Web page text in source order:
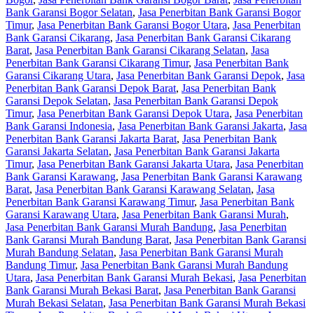
Bank Garansi Bogor Selatan, Jasa Penerbitan Bank Garansi Bogor
Timur, Jasa Penerbitan Bank Garansi Bogor Utara, Jasa Penerbitan
Bank Garansi Cikarang, Jasa Penerbitan Bank Garansi Cikarang
Barat, Jasa Penerbitan Bank Garansi Cikarang Selatan, Jasa
Penerbitan Bank Garansi Cikarang Timur, Jasa Penerbitan Bank
Garansi Cikarang Utara, Jasa Penerbitan Bank Garansi Depok, Jasa
Penerbitan Bank Garansi Depok Barat, Jasa Penerbitan Bank
Garansi Depok Selatan, Jasa Penerbitan Bank Garansi Depok
Timur, Jasa Penerbitan Bank Garansi Depok Utara, Jasa Penerbitan
Bank Garansi Indonesia, Jasa Penerbitan Bank Garansi Jakarta, Jasa
Penerbitan Bank Garansi Jakarta Barat, Jasa Penerbitan Bank
Garansi Jakarta Selatan, Jasa Penerbitan Bank Garansi Jakarta
Timur, Jasa Penerbitan Bank Garansi Jakarta Utara, Jasa Penerbitan
Bank Garansi Karawang, Jasa Penerbitan Bank Garansi Karawang
Barat, Jasa Penerbitan Bank Garansi Karawang Selatan, Jasa
Penerbitan Bank Garansi Karawang Timur, Jasa Penerbitan Bank
Garansi Karawang Utara, Jasa Penerbitan Bank Garansi Murah,
Jasa Penerbitan Bank Garansi Murah Bandung, Jasa Penerbitan
Bank Garansi Murah Bandung Barat, Jasa Penerbitan Bank Garansi
Murah Bandung Selatan, Jasa Penerbitan Bank Garansi Murah
Bandung Timur, Jasa Penerbitan Bank Garansi Murah Bandung
Utara, Jasa Penerbitan Bank Garansi Murah Bekasi, Jasa Penerbitan
Bank Garansi Murah Bekasi Barat, Jasa Penerbitan Bank Garansi
Murah Bekasi Selatan, Jasa Penerbitan Bank Garansi Murah Bekasi